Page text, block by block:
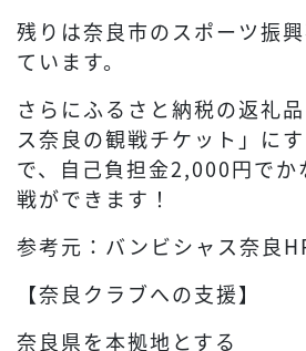
残りは奈良市のスポーツ振
ています。
さらにふるさと納税の返礼
ス奈良の観戦チケット」に
で、自己負担金2,000円でか
戦ができます！
参考元：バンビシャス奈良
【奈良クラブへの支援】
奈良県を本拠地とする